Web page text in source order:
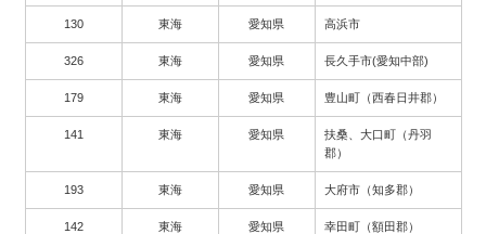
130 東海 愛知県 高浜市
326 東海 愛知県 長久手市(愛知中部)
179 東海 愛知県 豊山町（西春日井郡）
141 東海 愛知県
扶桑、大口町（丹羽
郡）
193 東海 愛知県 大府市（知多郡）
142 東海 愛知県 幸田町（額田郡）